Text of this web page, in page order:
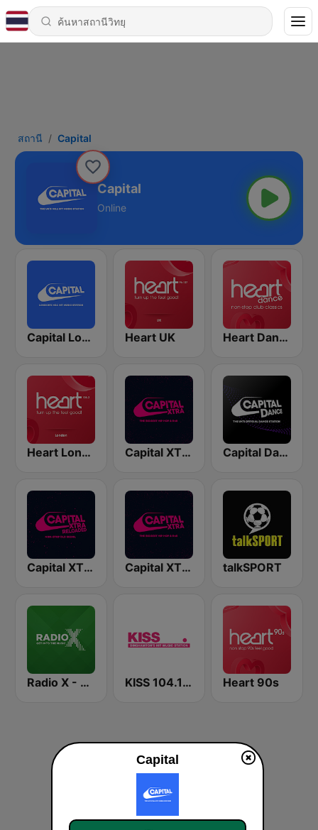
สถานี Capital
Capital
Online
Capital London Heart UK Heart Dance
Heart London Capital XTRA London Capital Dance
Capital XTRA Reloaded Capital XTRA talkSPORT
Radio X - London KISS 104.1 FM Heart 90s
Capital